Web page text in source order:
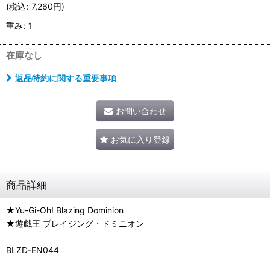
(税込: 7,260円)
重み: 1
在庫なし
返品特約に関する重要事項
お問い合わせ
お気に入り登録
商品詳細
★Yu-Gi-Oh! Blazing Dominion
★遊戯王 ブレイジング・ドミニオン
BLZD-EN044